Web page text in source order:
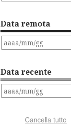
Data remota
Data recente